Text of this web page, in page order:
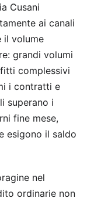
Cusani
ai canali
il volume
grandi volumi
complessivi
i contratti e
superano i
fine mese,
esigono il saldo
nel
ordinarie non